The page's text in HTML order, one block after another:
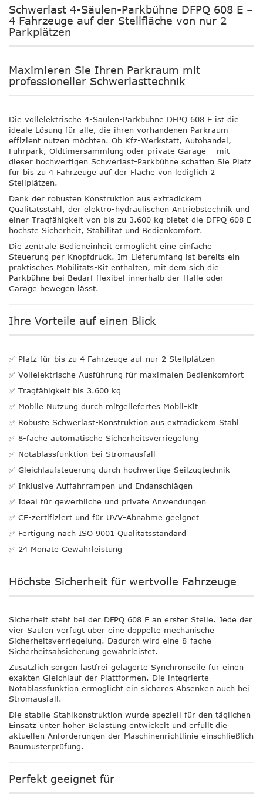
Schwerlast 4-Säulen-Parkbühne DFPQ 608 E –
4 Fahrzeuge auf der Stellfläche von nur 2
Parkplätzen
Maximieren Sie Ihren Parkraum mit
professioneller Schwerlasttechnik
Die vollelektrische 4-Säulen-Parkbühne DFPQ 608 E ist die
ideale Lösung für alle, die ihren vorhandenen Parkraum
effizient nutzen möchten. Ob Kfz-Werkstatt, Autohandel,
Fuhrpark, Oldtimersammlung oder private Garage – mit
dieser hochwertigen Schwerlast-Parkbühne schaffen Sie Platz
für bis zu 4 Fahrzeuge auf der Fläche von lediglich 2
Stellplätzen.
Dank der robusten Konstruktion aus extradickem
Qualitätsstahl, der elektro-hydraulischen Antriebstechnik und
einer Tragfähigkeit von bis zu 3.600 kg bietet die DFPQ 608 E
höchste Sicherheit, Stabilität und Bedienkomfort.
Die zentrale Bedieneinheit ermöglicht eine einfache
Steuerung per Knopfdruck. Im Lieferumfang ist bereits ein
praktisches Mobilitäts-Kit enthalten, mit dem sich die
Parkbühne bei Bedarf flexibel innerhalb der Halle oder
Garage bewegen lässt.
Ihre Vorteile auf einen Blick
✅ Platz für bis zu 4 Fahrzeuge auf nur 2 Stellplätzen
✅ Vollelektrische Ausführung für maximalen Bedienkomfort
✅ Tragfähigkeit bis 3.600 kg
✅ Mobile Nutzung durch mitgeliefertes Mobil-Kit
✅ Robuste Schwerlast-Konstruktion aus extradickem Stahl
✅ 8-fache automatische Sicherheitsverriegelung
✅ Notablassfunktion bei Stromausfall
✅ Gleichlaufsteuerung durch hochwertige Seilzugtechnik
✅ Inklusive Auffahrrampen und Endanschlägen
✅ Ideal für gewerbliche und private Anwendungen
✅ CE-zertifiziert und für UVV-Abnahme geeignet
✅ Fertigung nach ISO 9001 Qualitätsstandard
✅ 24 Monate Gewährleistung
Höchste Sicherheit für wertvolle Fahrzeuge
Sicherheit steht bei der DFPQ 608 E an erster Stelle. Jede der
vier Säulen verfügt über eine doppelte mechanische
Sicherheitsverriegelung. Dadurch wird eine 8-fache
Sicherheitsabsicherung gewährleistet.
Zusätzlich sorgen lastfrei gelagerte Synchronseile für einen
exakten Gleichlauf der Plattformen. Die integrierte
Notablassfunktion ermöglicht ein sicheres Absenken auch bei
Stromausfall.
Die stabile Stahlkonstruktion wurde speziell für den täglichen
Einsatz unter hoher Belastung entwickelt und erfüllt die
aktuellen Anforderungen der Maschinenrichtlinie einschließlich
Baumusterprüfung.
Perfekt geeignet für